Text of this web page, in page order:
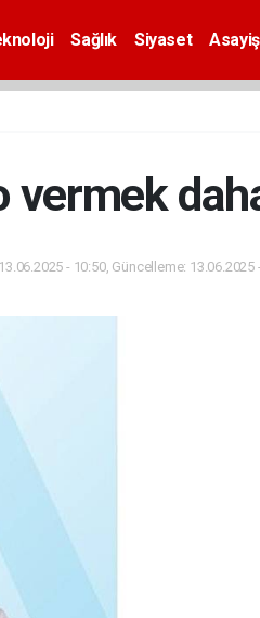
Sağlık Siyaset Asayiş
vermek
13.06.2025 - 10:50, Güncelleme: 13.06.2025